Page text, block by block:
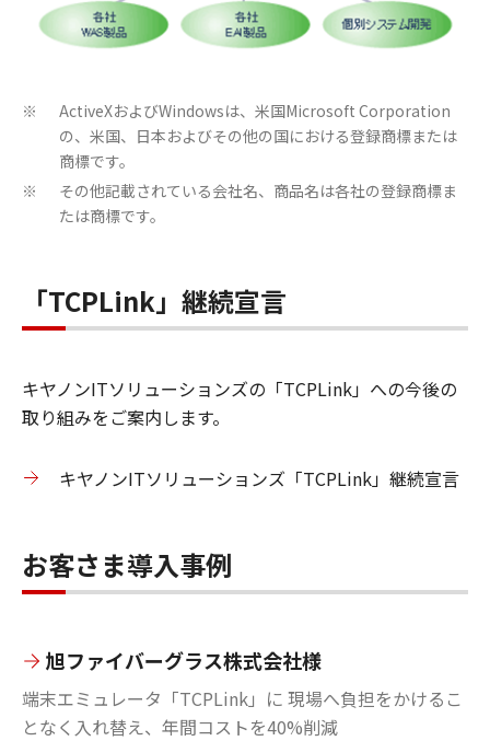
※
ActiveXおよびWindowsは、米国Microsoft Corporation
の、米国、日本およびその他の国における登録商標または
商標です。
※
その他記載されている会社名、商品名は各社の登録商標ま
たは商標です。
「TCPLink」継続宣言
キヤノンITソリューションズの「TCPLink」への今後の
取り組みをご案内します。
キヤノンITソリューションズ「TCPLink」継続宣言
お客さま導入事例
旭ファイバーグラス株式会社様
端末エミュレータ「TCPLink」に 現場へ負担をかけるこ
となく入れ替え、年間コストを40%削減